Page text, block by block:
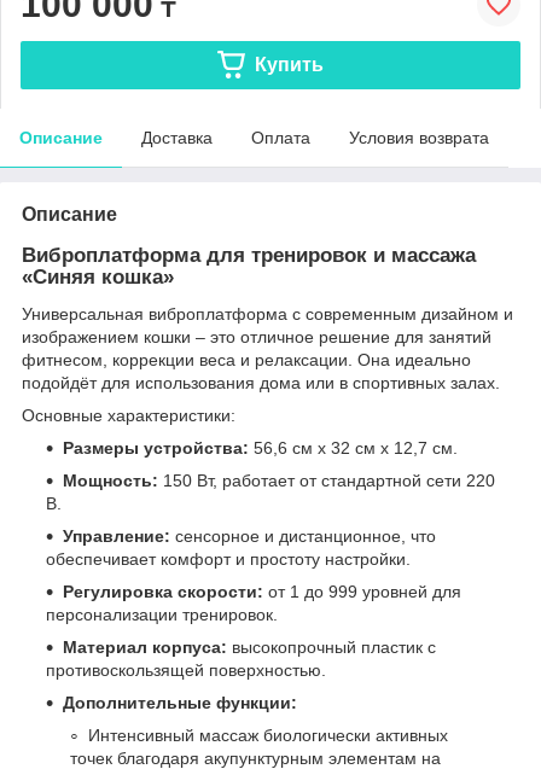
₸
Купить
Описание Доставка Оплата Условия возврата
Описание
Виброплатформа для тренировок и массажа
«Синяя кошка»
Универсальная виброплатформа с современным дизайном и
изображением кошки – это отличное решение для занятий
фитнесом, коррекции веса и релаксации. Она идеально
подойдёт для использования дома или в спортивных залах.
Основные характеристики:
Размеры устройства: 56,6 см x 32 см x 12,7 см.
Мощность: 150 Вт, работает от стандартной сети 220
В.
Управление: сенсорное и дистанционное, что
обеспечивает комфорт и простоту настройки.
Регулировка скорости: от 1 до 999 уровней для
персонализации тренировок.
Материал корпуса: высокопрочный пластик с
противоскользящей поверхностью.
Дополнительные функции:
Интенсивный массаж биологически активных
точек благодаря акупунктурным элементам на